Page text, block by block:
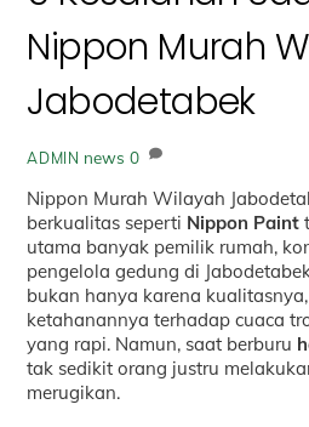
Nippon Murah
Jabodetabek
ADMIN news 0
Nippon Murah Wilayah
berkualitas seperti Nippon Paint
utama banyak pemilik rumah,
pengelola gedung di
bukan hanya karena
ketahanannya terhadap cuaca
yang rapi. Namun, saat berburu
tak sedikit orang justru
merugikan.